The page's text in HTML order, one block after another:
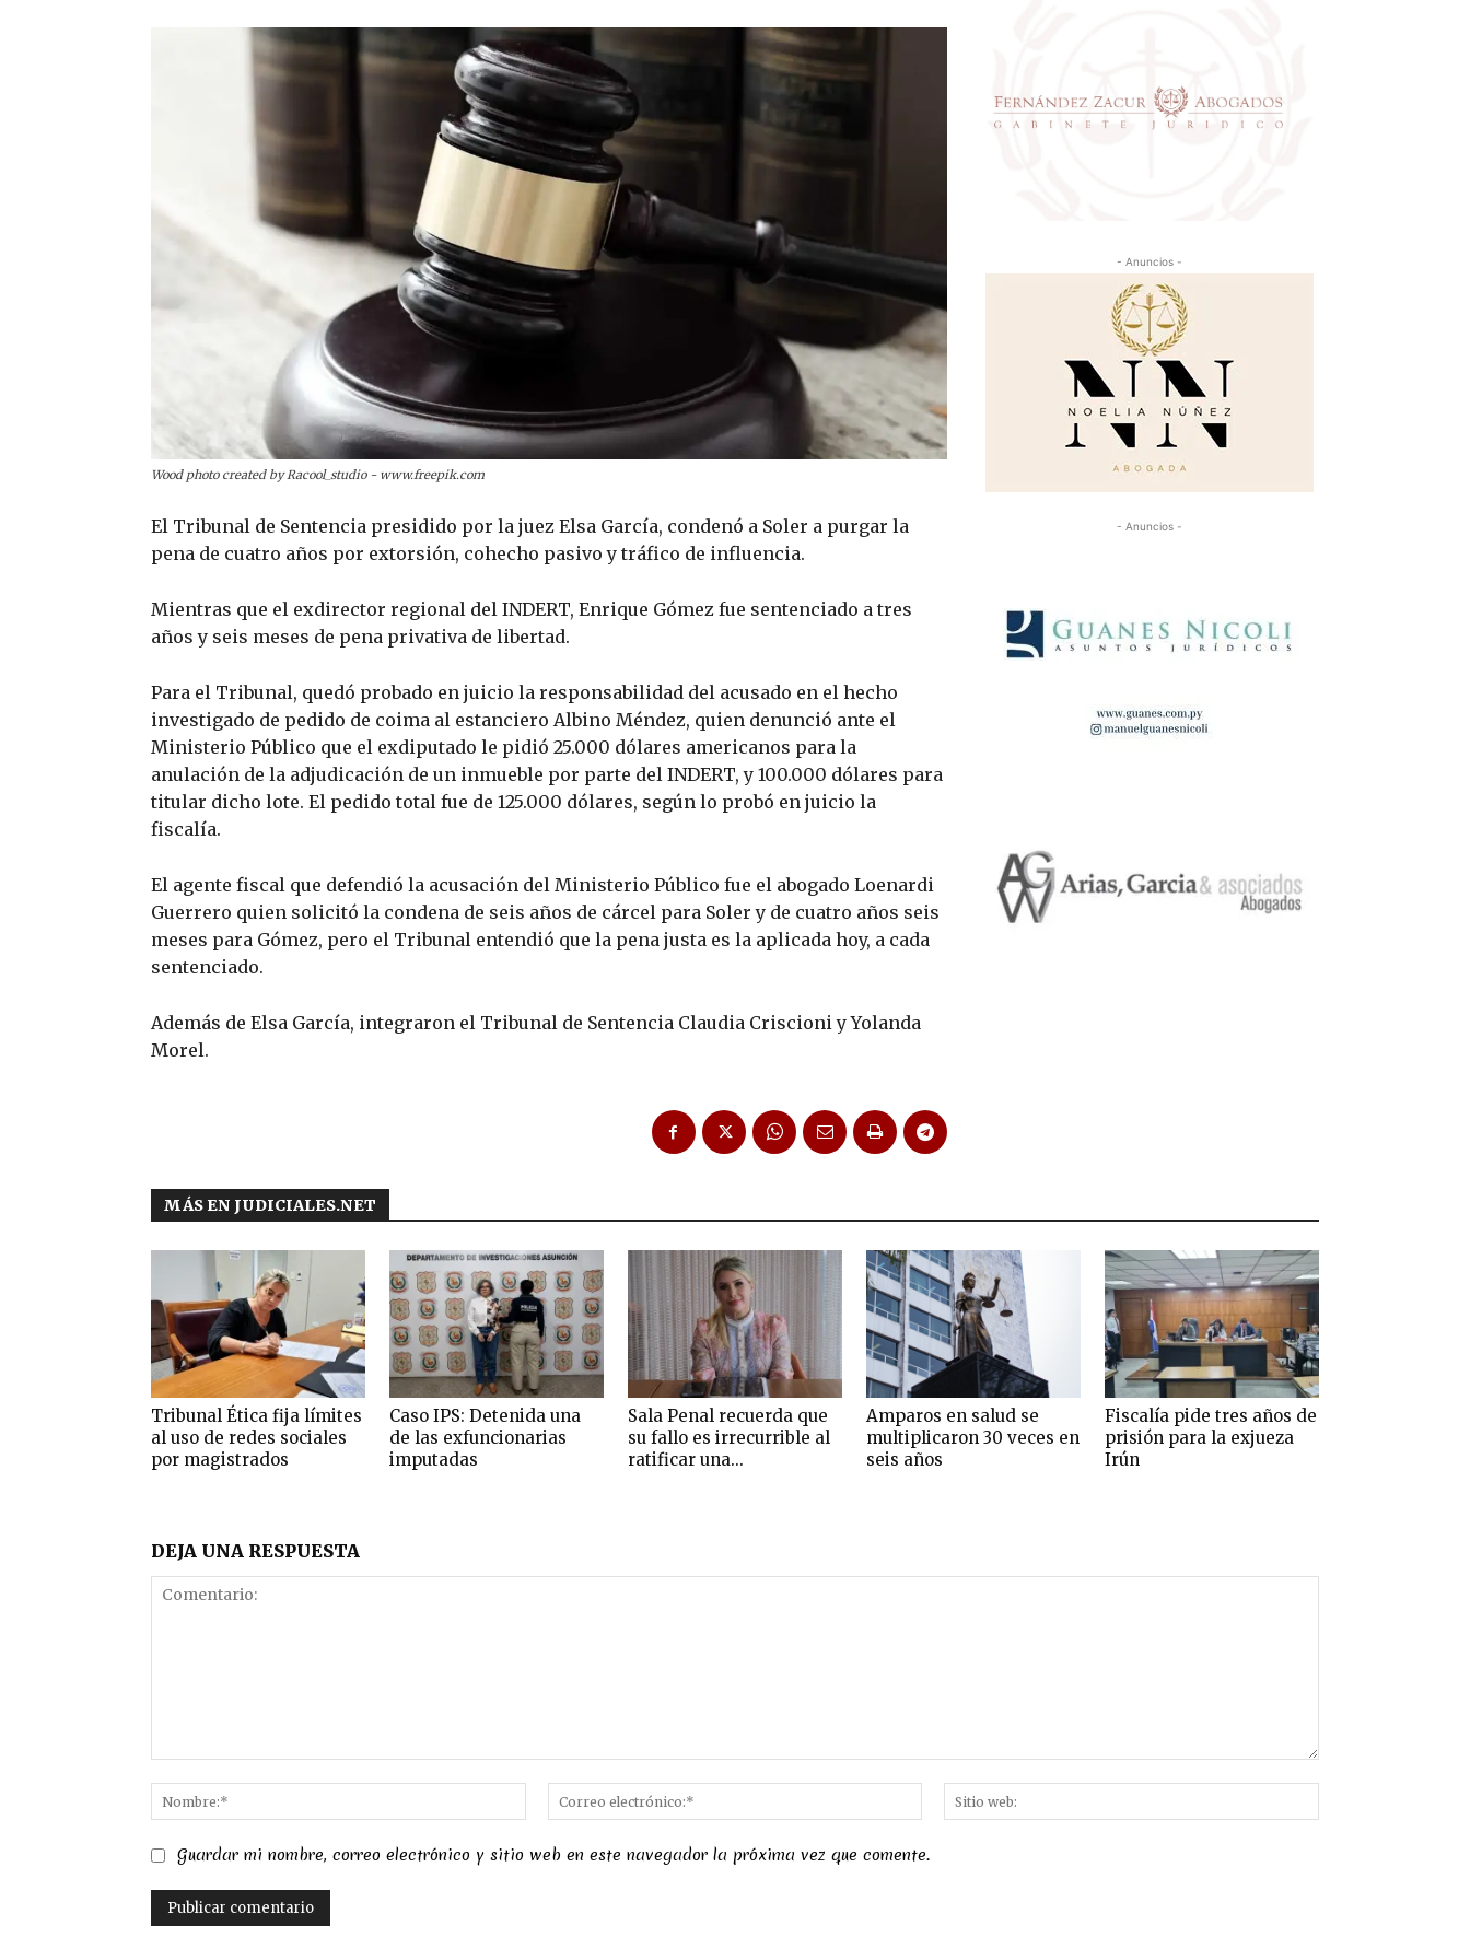
Wood photo created by Racool_studio - www.freepik.com
El Tribunal de Sentencia presidido por la juez Elsa García, condenó a Soler a purgar la
pena de cuatro años por extorsión, cohecho pasivo y tráfico de influencia.
Mientras que el exdirector regional del INDERT, Enrique Gómez fue sentenciado a tres
años y seis meses de pena privativa de libertad.
Para el Tribunal, quedó probado en juicio la responsabilidad del acusado en el hecho
investigado de pedido de coima al estanciero Albino Méndez, quien denunció ante el
Ministerio Público que el exdiputado le pidió 25.000 dólares americanos para la
anulación de la adjudicación de un inmueble por parte del INDERT, y 100.000 dólares para
titular dicho lote. El pedido total fue de 125.000 dólares, según lo probó en juicio la
fiscalía.
El agente fiscal que defendió la acusación del Ministerio Público fue el abogado Loenardi
Guerrero quien solicitó la condena de seis años de cárcel para Soler y de cuatro años seis
meses para Gómez, pero el Tribunal entendió que la pena justa es la aplicada hoy, a cada
sentenciado.
Además de Elsa García, integraron el Tribunal de Sentencia Claudia Criscioni y Yolanda
Morel.
- Anuncios -
- Anuncios -
MÁS EN JUDICIALES.NET
Tribunal Ética fija límites
al uso de redes sociales
por magistrados
Caso IPS: Detenida una
de las exfuncionarias
imputadas
Sala Penal recuerda que
su fallo es irrecurrible al
ratificar una...
Amparos en salud se
multiplicaron 30 veces en
seis años
Fiscalía pide tres años de
prisión para la exjueza
Irún
DEJA UNA RESPUESTA
Nombre:*
Correo
electrónico:*
web:
Guardar mi nombre, correo electrónico y sitio web en este navegador la próxima vez que comente.